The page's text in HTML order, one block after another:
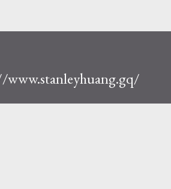
逐漸淡出幕前與娛樂圈，生活重心移往
身：2026 年初曾被民眾捕捉到低調現